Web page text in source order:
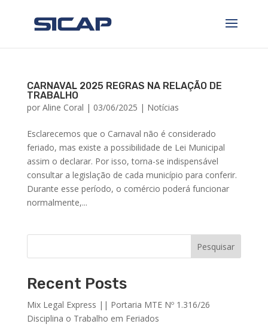
CARNAVAL 2025 REGRAS NA RELAÇÃO DE
TRABALHO
por Aline Coral | 03/06/2025 | Notícias
Esclarecemos que o Carnaval não é considerado
feriado, mas existe a possibilidade de Lei Municipal
assim o declarar. Por isso, torna-se indispensável
consultar a legislação de cada município para conferir.
Durante esse período, o comércio poderá funcionar
normalmente,...
Pesquisar
Recent Posts
Mix Legal Express || Portaria MTE Nº 1.316/26
Disciplina o Trabalho em Feriados